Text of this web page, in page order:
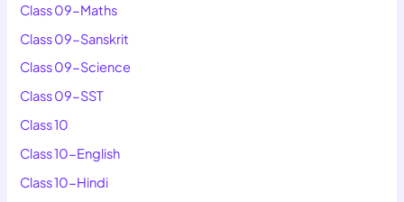
Class 09-Maths
Class 09-Sanskrit
Class 09-Science
Class 09-SST
Class 10
Class 10-English
Class 10-Hindi